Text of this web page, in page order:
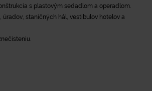
s plastovým sedadlom a operadlom.
úradov, staničných hál, vestibulov hotelov a